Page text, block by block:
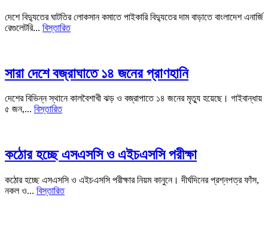
দেশে বিদ্যুতের ঘাটতির লোকসান কমাতে পাইকারি বিদ্যুতের দাম বাড়াতে বাংলাদেশ এনার্জি
রেগুলেটরি... বিস্তারিত
সারা দেশে বজ্রাঘাতে ১৪ জনের প্রাণহানি
দেশের বিভিন্ন স্থানে কালবৈশাখী ঝড় ও বজ্রাপাতে ১৪ জনের মৃত্যু হয়েছে। গাইবান্ধায়
৫ জন,... বিস্তারিত
কঠোর হচ্ছে এসএসসি ও এইচএসসি পরীক্ষা
কঠোর হচ্ছে এসএসসি ও এইচএসসি পরীক্ষার নিয়ম কানুনে। দীর্ঘদিনের প্রশ্নপত্র ফাঁস,
নকল ও... বিস্তারিত